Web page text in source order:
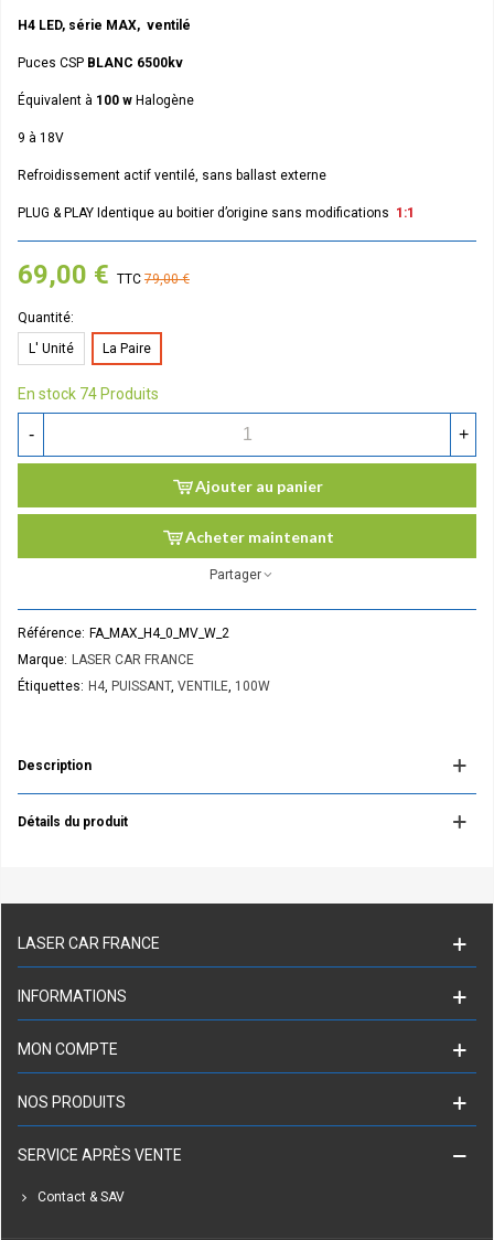
H4 LED, série MAX, ventilé
Puces CSP BLANC 6500kv
Équivalent à 100 w Halogène
9 à 18V
Refroidissement actif ventilé, sans ballast externe
PLUG & PLAY Identique au boitier d’origine sans modifications 1:1
69,00 € TTC 79,00 €
Quantité:
L' Unité
La Paire
En stock 74 Produits
- +
Ajouter au panier
Acheter maintenant
Partager
Référence: FA_MAX_H4_0_MV_W_2
Marque: LASER CAR FRANCE
Étiquettes: H4, PUISSANT, VENTILE, 100W
Description
Détails du produit
LASER CAR FRANCE
INFORMATIONS
MON COMPTE
NOS PRODUITS
SERVICE APRÈS VENTE
Contact & SAV